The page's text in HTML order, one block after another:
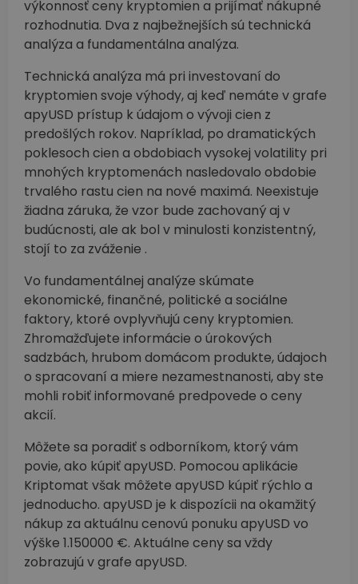
výkonnosť ceny kryptomien a prijímať nákupné
rozhodnutia. Dva z najbežnejších sú technická
analýza a fundamentálna analýza.
Technická analýza má pri investovaní do
kryptomien svoje výhody, aj keď nemáte v grafe
apyUSD prístup k údajom o vývoji cien z
predošlých rokov. Napríklad, po dramatických
poklesoch cien a obdobiach vysokej volatility pri
mnohých kryptomenách nasledovalo obdobie
trvalého rastu cien na nové maximá. Neexistuje
žiadna záruka, že vzor bude zachovaný aj v
budúcnosti, ale ak bol v minulosti konzistentný,
stojí to za zváženie .
Vo fundamentálnej analýze skúmate
ekonomické, finančné, politické a sociálne
faktory, ktoré ovplyvňujú ceny kryptomien.
Zhromažďujete informácie o úrokových
sadzbách, hrubom domácom produkte, údajoch
o spracovaní a miere nezamestnanosti, aby ste
mohli robiť informované predpovede o ceny
akcií.
Môžete sa poradiť s odborníkom, ktorý vám
povie, ako kúpiť apyUSD. Pomocou aplikácie
Kriptomat však môžete apyUSD kúpiť rýchlo a
jednoducho. apyUSD je k dispozícii na okamžitý
nákup za aktuálnu cenovú ponuku apyUSD vo
výške 1.150000 €. Aktuálne ceny sa vždy
zobrazujú v grafe apyUSD.